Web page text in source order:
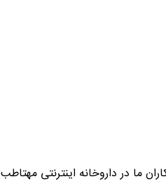
ما در داروخانه اینترنتی مهتاطب